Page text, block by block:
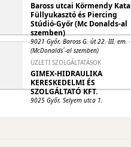
Baross utcai Körmendy Kata
Füllyukasztó és Piercing
Stúdió-Győr (Mc Donalds-al
szemben)
9021 Győr, Baross G. út 22. III. em.
(McDonalds´-al szemben)
ÜZLETI SZOLGÁLTATÁSOK
GIMEX-HIDRAULIKA
KERESKEDELMI ÉS
SZOLGÁLTATÓ KFT.
9025 Győr, Selyem utca 1.